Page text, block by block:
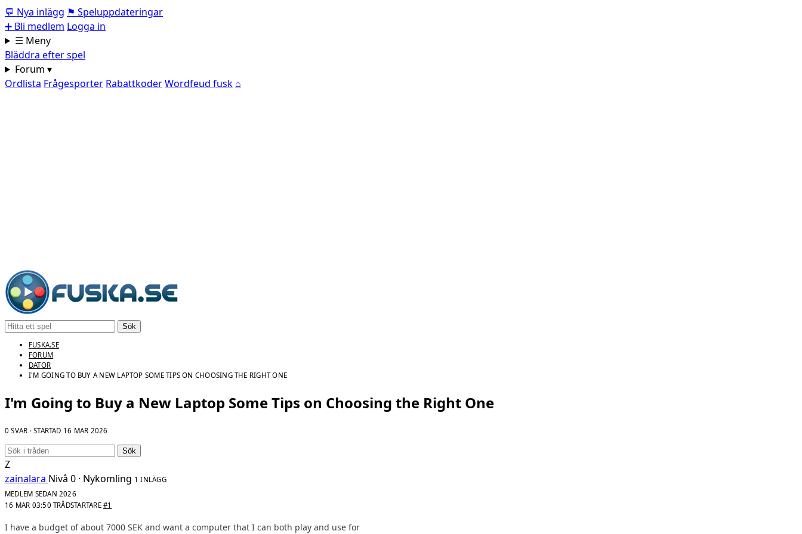
💬 Nya inlägg ⚑ Speluppdateringar
➕ Bli medlem Logga in
☰ Meny
Bläddra efter spel
Forum ▾
Ordlista Frågesporter RabattkoderWordfeud fusk ⌂
Sök
FUSKA.SE
FORUM
DATOR
I'M GOING TO BUY A NEW LAPTOP SOME TIPS ON CHOOSING THE RIGHT ONE
I'm Going to Buy a New Laptop Some Tips on Choosing the Right One
0 SVAR · STARTAD 16 MAR 2026
Sök
Z
zainalara Nivå 0 · Nykomling 1 INLÄGG
MEDLEM SEDAN 2026
16 MAR 03:50 TRÅDSTARTARE #1
I have a budget of about 7000 SEK and want a computer that I can both play and use for